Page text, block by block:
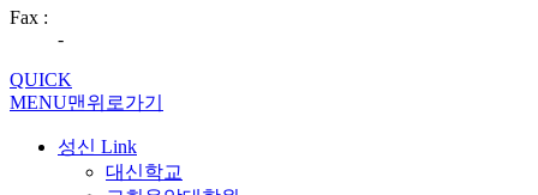
Fax :
-
QUICK
MENU맨위로가기
성신 Link
대신학교